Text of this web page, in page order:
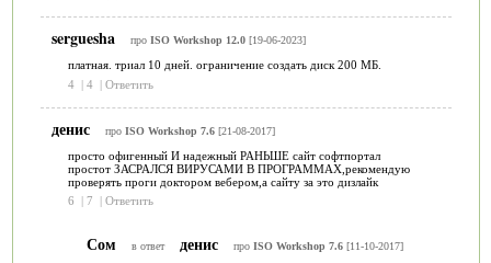
serguesha про ISO Workshop 12.0[19-06-2023]
платная. триал 10 дней. ограничение создать диск 200 МБ.
4 | 4 | Ответить
денис про ISO Workshop 7.6[21-08-2017]
просто офигенный И надежный РАНЬШЕ сайт софтпортал
простот ЗАСРАЛСЯ ВИРУСАМИ В ПРОГРАММАХ,рекомендую
проверять проги доктором вебером,а сайту за это дизлайк
6
| 7 | Ответить
Сом в ответ денис про ISO Workshop 7.6[11-10-2017]